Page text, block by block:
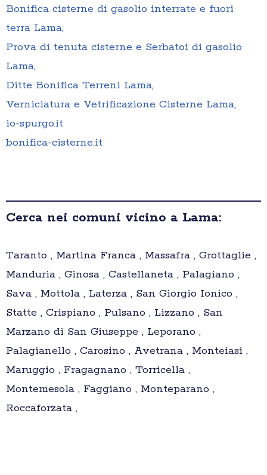
Bonifica cisterne di gasolio interrate e fuori
terra Lama,
Prova di tenuta cisterne e Serbatoi di gasolio
Lama,
Ditte Bonifica Terreni Lama,
Verniciatura e Vetrificazione Cisterne Lama,
io-spurgo.it
bonifica-cisterne.it
Cerca nei comuni vicino a Lama:
Taranto , Martina Franca , Massafra , Grottaglie ,
Manduria , Ginosa , Castellaneta , Palagiano ,
Sava , Mottola , Laterza , San Giorgio Ionico ,
Statte , Crispiano , Pulsano , Lizzano , San
Marzano di San Giuseppe , Leporano ,
Palagianello , Carosino , Avetrana , Monteiasi ,
Maruggio , Fragagnano , Torricella ,
Montemesola , Faggiano , Monteparano ,
Roccaforzata ,